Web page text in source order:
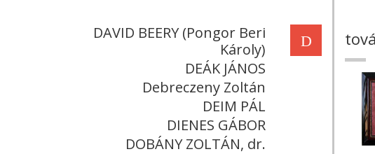
D
DAVID BEERY (Pongor Beri
Károly)
DEÁK JÁNOS
Debreczeny Zoltán
DEIM PÁL
DIENES GÁBOR
DOBÁNY ZOLTÁN, dr.